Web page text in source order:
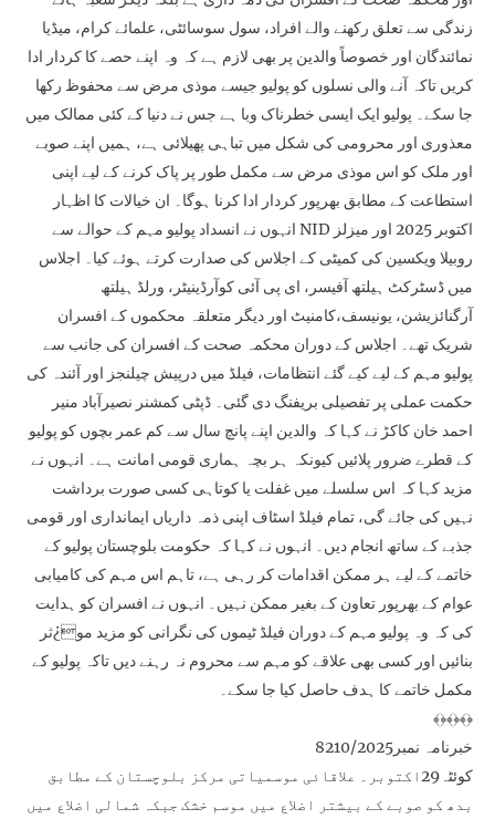
زندگی سے تعلق رکھنے والے افراد، سول سوسائٹی، علمائے کرام، میڈیا
نمائندگان اور خصوصاً والدین پر بھی لازم ہے کہ وہ اپنے حصے کا کردار ادا
کریں تاکہ آنے والی نسلوں کو پولیو جیسے موذی مرض سے محفوظ رکھا
جا سکے۔ پولیو ایک ایسی خطرناک وبا ہے جس نے دنیا کے کئی ممالک میں
معذوری اور محرومی کی شکل میں تباہی پھیلائی ہے، ہمیں اپنے صوبے
اور ملک کو اس موذی مرض سے مکمل طور پر پاک کرنے کے لیے اپنی
استطاعت کے مطابق بھرپور کردار ادا کرنا ہوگا۔ ان خیالات کا اظہار
انہوں نے انسداد پولیو مہم کے حوالے سے NID اکتوبر 2025 اور میزلز
روبیلا ویکسین کی کمیٹی کے اجلاس کی صدارت کرتے ہوئے کیا۔ اجلاس
میں ڈسٹرکٹ ہیلتھ آفیسر، ای پی آئی کوآرڈینیٹر، ورلڈ ہیلتھ
آرگنائزیشن، یونیسف،کامنیٹ اور دیگر متعلقہ محکموں کے افسران
شریک تھے۔ اجلاس کے دوران محکمہ صحت کے افسران کی جانب سے
پولیو مہم کے لیے کیے گئے انتظامات، فیلڈ میں درپیش چیلنجز اور آئندہ کی
حکمت عملی پر تفصیلی بریفنگ دی گئی۔ ڈپٹی کمشنر نصیرآباد منیر
احمد خان کاکڑ نے کہا کہ والدین اپنے پانچ سال سے کم عمر بچوں کو پولیو
کے قطرے ضرور پلائیں کیونکہ ہر بچہ ہماری قومی امانت ہے۔ انہوں نے
مزید کہا کہ اس سلسلے میں غفلت یا کوتاہی کسی صورت برداشت
نہیں کی جائے گی، تمام فیلڈ اسٹاف اپنی ذمہ داریاں ایمانداری اور قومی
جذبے کے ساتھ انجام دیں۔ انہوں نے کہا کہ حکومت بلوچستان پولیو کے
خاتمے کے لیے ہر ممکن اقدامات کر رہی ہے، تاہم اس مہم کی کامیابی
عوام کے بھرپور تعاون کے بغیر ممکن نہیں۔ انہوں نے افسران کو ہدایت
کی کہ وہ پولیو مہم کے دوران فیلڈ ٹیموں کی نگرانی کو مزید مو¿ثر
بنائیں اور کسی بھی علاقے کو مہم سے محروم نہ رہنے دیں تاکہ پولیو کے
مکمل خاتمے کا ہدف حاصل کیا جا سکے۔
﴾﴿﴾﴿﴾﴿
خبرنامہ نمبر8210/2025
کوئٹہ29اکتوبر۔ علاقائی موسمیاتی مرکز بلوچستان کے مطابق
بدھ کو صوبے کے بیشتر اضلاع میں موسم خشک جبکہ شمالی اضلاع میں